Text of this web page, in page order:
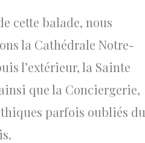
cette balade, nous
la Cathédrale Notre-
l’extérieur, la Sainte
que la Conciergerie,
parfois oubliés du